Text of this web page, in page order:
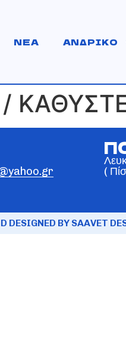
ΝΕΑ ΑΝΔΡΙΚΟ
(
DESIGNED BY SAAVET